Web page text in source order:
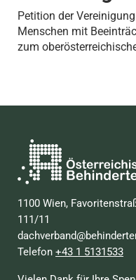
Petition der
Menschen mit
zum
1100 Wien,
111/11
Telefon+43 1 5131533